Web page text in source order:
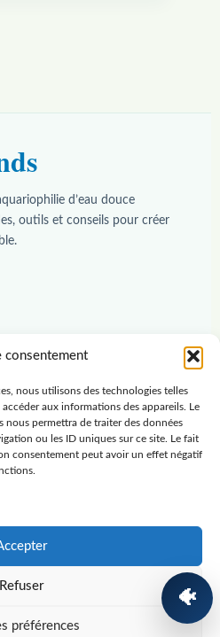
consentement
nous utilisons des technologies telles
aux informations des appareils. Le
nous permettra de traiter des données
ou les ID uniques sur ce site. Le fait
consentement peut avoir un effet négatif
Refuser
préférences
d’eau douce
outils et conseils pour créer
🐠